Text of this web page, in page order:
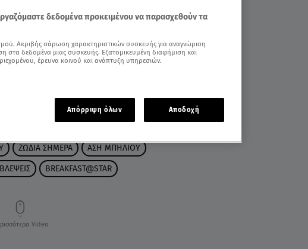
ΖΩΔΙΑ ΣΗΜΕΡΑ ΑΣΗ ΜΠΗΛΙΟΥ
BREAKFAST@STAR
Video
δεδομένα προκειμένου να παρασχεθούν τα
Ακριβής σάρωση χαρακτηριστικών συσκευής για αναγνώριση
δεδομένα μιας συσκευής. Εξατομικευμένη διαφήμιση και
έρευνα κοινού και ανάπτυξη υπηρεσιών.
Απόρριψη όλων Αποδοχή